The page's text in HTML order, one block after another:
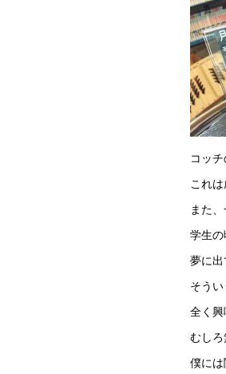
コッ
これ
また
学生
夢に出
そう
全く興
むし
僕に